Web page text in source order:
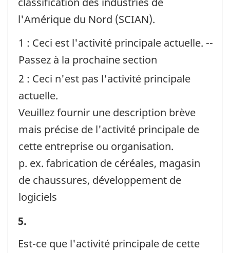
l'Amérique du Nord (SCIAN).
1 : Ceci est l'activité principale actuelle. --
Passez à la prochaine section
2 : Ceci n'est pas l'activité principale
actuelle.
Veuillez fournir une description brève
mais précise de l'activité principale de
cette entreprise ou organisation.
p. ex. fabrication de céréales, magasin
de chaussures, développement de
logiciels
Activité
principale
5.
Est-ce que l'activité principale de cette